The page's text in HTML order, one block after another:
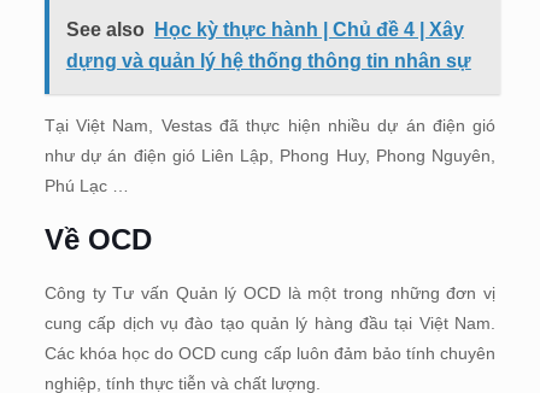
See also
Học kỳ thực hành | Chủ đề 4 | Xây
dựng và quản lý hệ thống thông tin nhân sự
Tại Việt Nam, Vestas đã thực hiện nhiều dự án điện gió
như dự án điện gió Liên Lập, Phong Huy, Phong Nguyên,
Phú Lạc …
Về OCD
Công ty Tư vấn Quản lý OCD là một trong những đơn vị
cung cấp dịch vụ đào tạo quản lý hàng đầu tại Việt Nam.
Các khóa học do OCD cung cấp luôn đảm bảo tính chuyên
nghiệp, tính thực tiễn và chất lượng.